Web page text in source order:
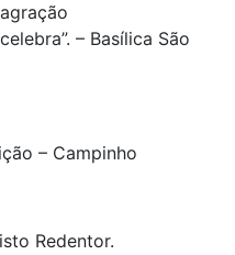
– Basílica São
– Campinho
Redentor.